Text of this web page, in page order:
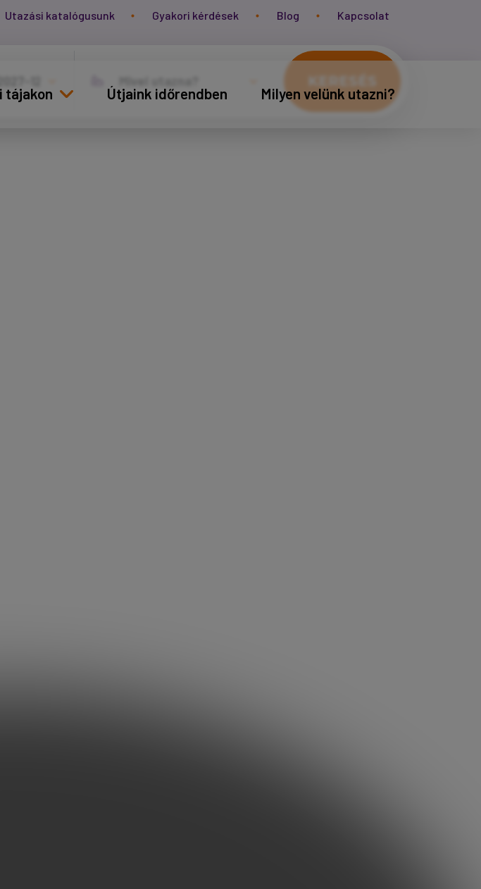
Utazási katalógusunk Gyakori kérdések Blog Kapcsolat
tájakon Útjaink időrendben Milyen velünk utazni?
KERESÉS